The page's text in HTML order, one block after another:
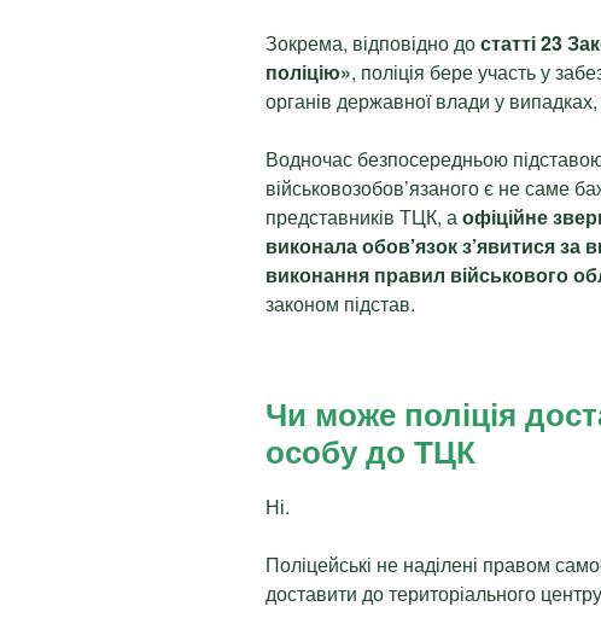
Зокрема, відповідно достатті 23
поліцію», поліція бере участь у
органів державної влади у
Водночас безпосередньою
військовозобов’язаного є не саме
представників ТЦК, аофіційне
виконала обов’язок з’явитися за
виконання правил військового
законом підстав.
Чи може поліція
особу до ТЦК
Ні.
Поліцейські не наділені правом
доставити до територіального